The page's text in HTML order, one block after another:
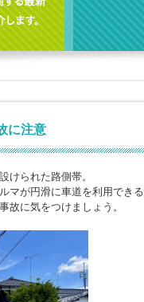
に注意
けられた路側帯。
マが円滑に車道を利用でき
故に気をつけましょう。